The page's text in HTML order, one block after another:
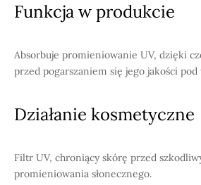
Funkcja w produkcie
Absorbuje promieniowanie UV, dzięki
przed pogarszaniem się jego jakości pod
Działanie kosmetyczne
Filtr UV, chroniący skórę przed
promieniowania słonecznego.